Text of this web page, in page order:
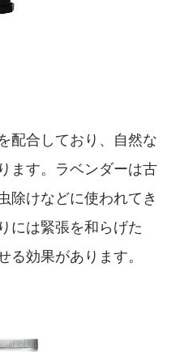
配合しており、自然な
ます。ラベンダーは古
除けなどに使われてき
には緊張を和らげた
る効果があります。